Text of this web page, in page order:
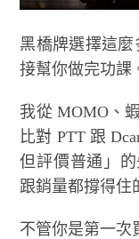
黑橋牌選擇這
接幫你做完功課
我從 MOMO、
比對 PTT 跟
但評價普通」
跟銷量都撐得住
不管你是第一次